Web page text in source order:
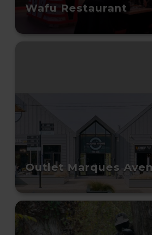
Wafu Restaurant
Outlet Marques